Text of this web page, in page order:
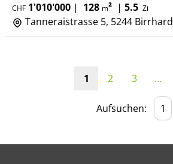
CHF 1'010'000 | 128 m² | 5.5 Zi
Tanneraistrasse 5, 5244 Birrhard
1 2 3 …
Aufsuchen: